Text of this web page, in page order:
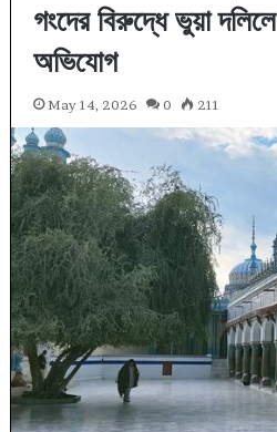
গংদের বিরুদ্ধে ভুয়া
অভিযোগ
May 14, 2026 0 211